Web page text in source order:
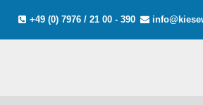
Inhalt
springen
+49 (0) 7976 / 21 00 - 390